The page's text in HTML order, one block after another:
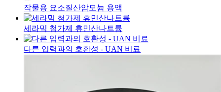
작물용 요소질산암모늄 용액
세라믹 첨가제 휴민산나트륨
다른 입력과의 호환성 - UAN 비료